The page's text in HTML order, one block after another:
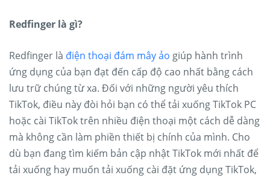
Redfinger là gì?
Redfinger là điện thoại đám mây ảo giúp hành trình
ứng dụng của bạn đạt đến cấp độ cao nhất bằng cách
lưu trữ chúng từ xa. Đối với những người yêu thích
TikTok, điều này đòi hỏi bạn có thể tải xuống TikTok PC
hoặc cài TikTok trên nhiều điện thoại một cách dễ dàng
mà không cần làm phiền thiết bị chính của mình. Cho
dù bạn đang tìm kiếm bản cập nhật TikTok mới nhất để
tải xuống hay muốn tải xuống cài đặt ứng dụng TikTok,